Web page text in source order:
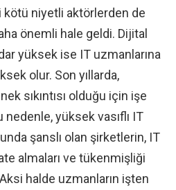
niyetli aktörlerden de
önemli hale geldi. Dijital
yüksek ise IT uzmanlarına
olur. Son yıllarda,
sıkıntısı olduğu için işe
nedenle, yüksek vasıflı IT
şanslı olan şirketlerin, IT
almaları ve tükenmişliği
halde uzmanların işten